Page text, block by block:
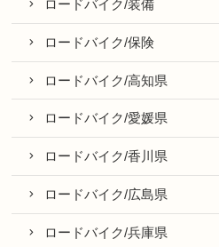
ロードバイク/装備
ロードバイク/保険
ロードバイク/高知県
ロードバイク/愛媛県
ロードバイク/香川県
ロードバイク/広島県
ロードバイク/兵庫県